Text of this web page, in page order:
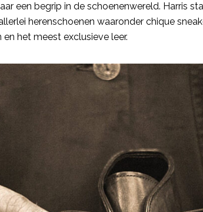
een begrip in de schoenenwereld. Harris
herenschoenen waaronder chique
het meest exclusieve leer.